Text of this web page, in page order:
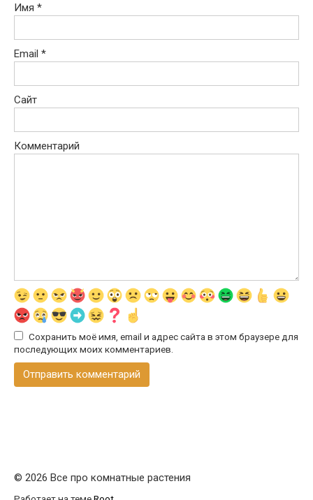
Имя *
Email *
Сайт
Комментарий
Сохранить моё имя, email и адрес сайта в этом браузере для
последующих моих комментариев.
© 2026 Все про комнатные растения